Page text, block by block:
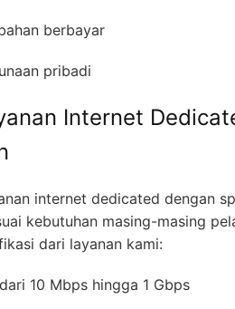
berbayar
pribadi
Internet
internet dedicated dengan
kebutuhan masing-masing
dari layanan kami:
10 Mbps hingga 1 Gbps